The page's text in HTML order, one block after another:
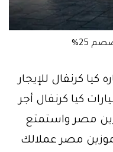
25%
كيا كرنفال للإيجار
كيا كرنفال أجر
مصر واستمتع
الي 25% ليموزين مصر عملالك